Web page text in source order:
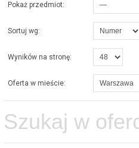
Pokaż przedmiot:
Sortuj wg:
Wyników na stronę:
Oferta w mieście: